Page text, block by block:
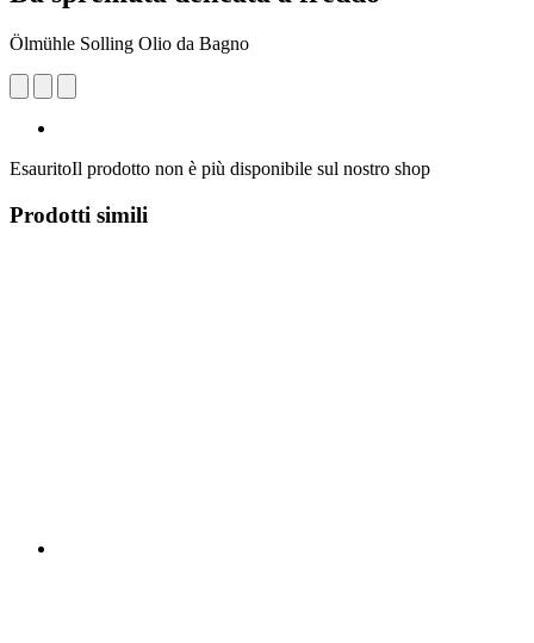
Ölmühle Solling Olio da Bagno
EsauritoIl prodotto non è più disponibile sul nostro shop
Prodotti simili